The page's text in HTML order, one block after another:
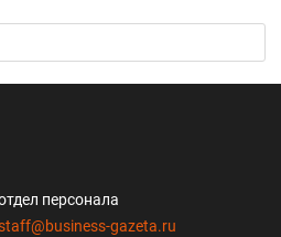
персонала
gazeta.ru